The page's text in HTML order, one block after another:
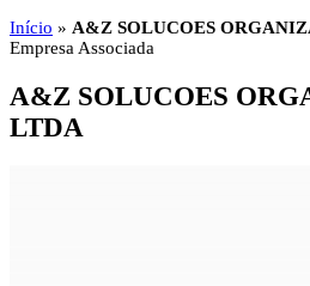
Início » A&Z SOLUCOES
Empresa Associada
A&Z SOLUCOES
LTDA